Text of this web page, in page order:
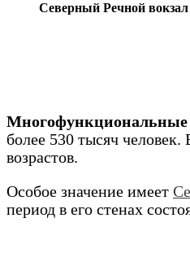
Северный Речной вокзал
Многофункциональные
более 530 тысяч
возрастов.
Особое значение имеет
период в его стенах